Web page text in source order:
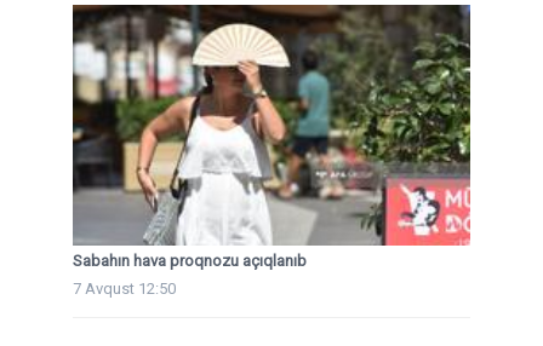
Sabahın hava proqnozu açıqlanıb
7 Avqust 12:50